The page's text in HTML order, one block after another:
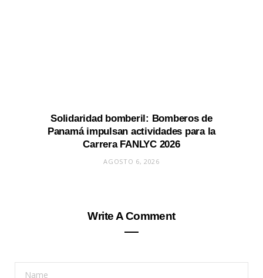
Solidaridad bomberil: Bomberos de
Panamá impulsan actividades para la
Carrera FANLYC 2026
AGOSTO 6, 2026
Write A Comment